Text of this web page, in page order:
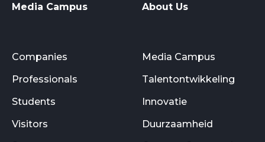
Media Campus
Companies
Professionals
Students
Visitors
About Us
Media Campus
Talentontwikkeling
Innovatie
Duurzaamheid